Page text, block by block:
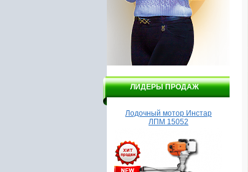
ЛИДЕРЫ ПРОДАЖ
Лодочный мотор Инстар
ЛПМ 15052